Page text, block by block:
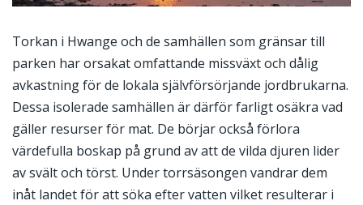
Torkan i Hwange och de samhällen som gränsar till
parken har orsakat omfattande missväxt och dålig
avkastning för de lokala självförsörjande jordbrukarna.
Dessa isolerade samhällen är därför farligt osäkra vad
gäller resurser för mat. De börjar också förlora
värdefulla boskap på grund av att de vilda djuren lider
av svält och törst. Under torrsäsongen vandrar dem
inåt landet för att söka efter vatten vilket resulterar i